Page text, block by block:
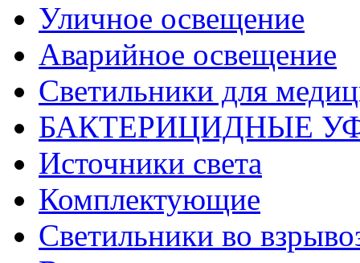
Уличное освещение
Аварийное освещение
Светильники для
БАКТЕРИЦИДНЫЕ
Источники света
Комплектующие
Светильники во